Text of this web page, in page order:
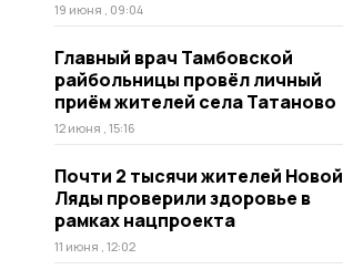
19 июня , 09:04
Главный врач Тамбовской
райбольницы провёл личный
приём жителей села Татаново
12 июня , 15:16
Почти 2 тысячи жителей Новой
Ляды проверили здоровье в
рамках нацпроекта
11 июня , 12:02